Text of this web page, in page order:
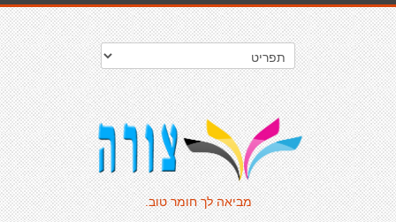
מביאה לך חומר טוב.